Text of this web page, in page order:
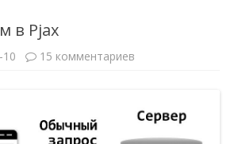
в Pjax
10 15 комментариев
Pjax